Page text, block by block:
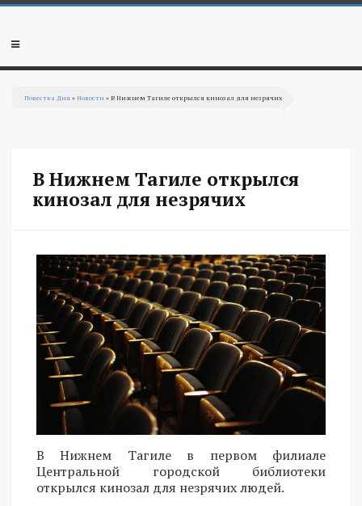
Перейти к основному содержанию
Мобильное
Повестка Дня »Новости » В Нижнем Тагиле открылся кинозал для незрячих
В Нижнем Тагиле открылся
кинозал для незрячих
В Нижнем Тагиле в первом филиале
Центральной городской библиотеки
открылся кинозал для незрячих людей.